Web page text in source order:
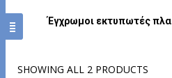
Έγχρωμοι εκτυπωτές
SHOWING ALL 2 PRODUCTS